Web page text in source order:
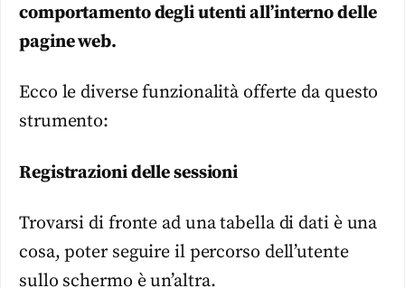
comportamento degli utenti all’interno delle
pagine web.
Ecco le diverse funzionalità offerte da questo
strumento:
Registrazioni delle sessioni
Trovarsi di fronte ad una tabella di dati è una
cosa, poter seguire il percorso dell’utente
sullo schermo è un’altra.